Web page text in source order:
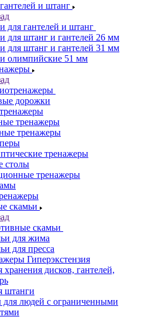
и штанг
для гантелей и штанг
для штанг и гантелей 26 мм
для штанг и гантелей 31 мм
олимпийские 51 мм
дорожки
тренажеры
тренажеры
тренажеры
столы
тренажеры
скамьи
скамьи
для жима
для пресса
Гиперэкстензия
хранения дисков, гантелей,
штанги
для людей с ограниченными